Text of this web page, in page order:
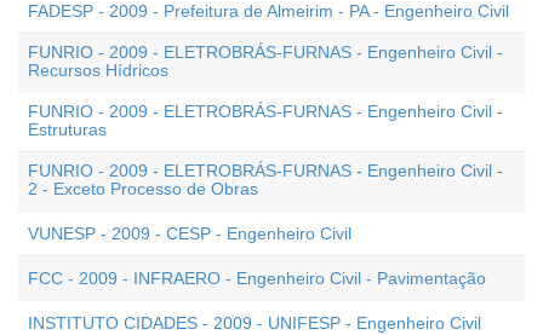
FADESP - 2009 - Prefeitura de Almeirim - PA - Engenheiro Civil
FUNRIO - 2009 - ELETROBRÁS-FURNAS - Engenheiro Civil -
Recursos Hídricos
FUNRIO - 2009 - ELETROBRÁS-FURNAS - Engenheiro Civil -
Estruturas
FUNRIO - 2009 - ELETROBRÁS-FURNAS - Engenheiro Civil -
2 - Exceto Processo de Obras
VUNESP - 2009 - CESP - Engenheiro Civil
FCC - 2009 - INFRAERO - Engenheiro Civil - Pavimentação
INSTITUTO CIDADES - 2009 - UNIFESP - Engenheiro Civil